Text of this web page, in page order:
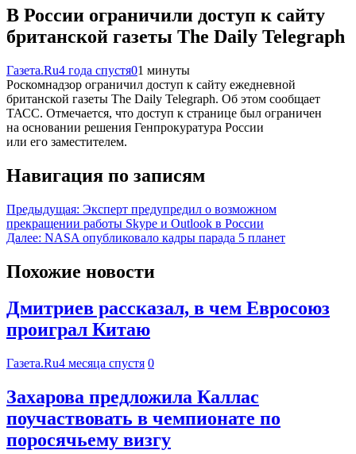
В России ограничили доступ к сайту
британской газеты The Daily Telegraph
Газета.Ru4 года спустя01 минуты
Роскомнадзор ограничил доступ к сайту ежедневной
британской газеты The Daily Telegraph. Об этом сообщает
ТАСС. Отмечается, что доступ к странице был ограничен
на основании решения Генпрокуратура России
или его заместителем.
Навигация по записям
Предыдущая: Эксперт предупредил о возможном
прекращении работы Skype и Outlook в России
Далее: NASA опубликовало кадры парада 5 планет
Похожие новости
Дмитриев рассказал, в чем Евросоюз
проиграл Китаю
Газета.Ru4 месяца спустя 0
Захарова предложила Каллас
поучаствовать в чемпионате по
поросячьему визгу